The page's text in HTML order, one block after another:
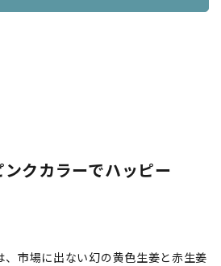
クカラーでハッピー
場に出ない幻の黄色生姜と赤生姜